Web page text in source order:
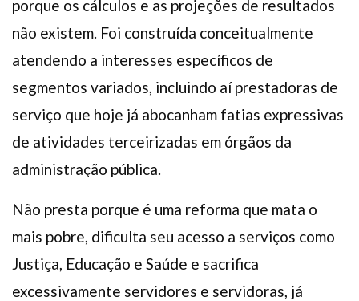
porque os cálculos e as projeções de resultados
não existem. Foi construída conceitualmente
atendendo a interesses específicos de
segmentos variados, incluindo aí prestadoras de
serviço que hoje já abocanham fatias expressivas
de atividades terceirizadas em órgãos da
administração pública.
Não presta porque é uma reforma que mata o
mais pobre, dificulta seu acesso a serviços como
Justiça, Educação e Saúde e sacrifica
excessivamente servidores e servidoras, já